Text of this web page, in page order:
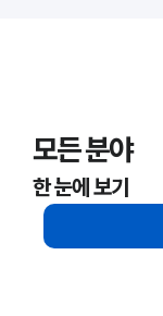
모든 분야
한 눈에 보기